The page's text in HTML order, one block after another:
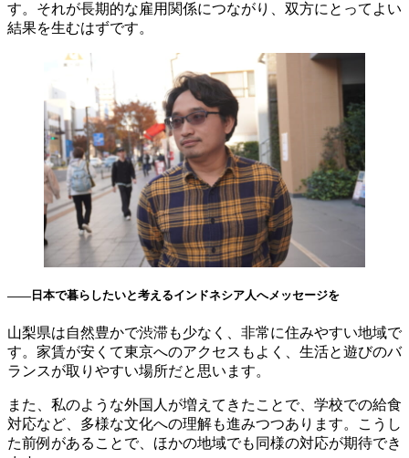
す。それが長期的な雇用関係につながり、双方にとってよい
結果を生むはずです。
――日本で暮らしたいと考えるインドネシア人へメッセージを
山梨県は自然豊かで渋滞も少なく、非常に住みやすい地域で
す。家賃が安くて東京へのアクセスもよく、生活と遊びのバ
ランスが取りやすい場所だと思います。
また、私のような外国人が増えてきたことで、学校での給食
対応など、多様な文化への理解も進みつつあります。こうし
た前例があることで、ほかの地域でも同様の対応が期待でき